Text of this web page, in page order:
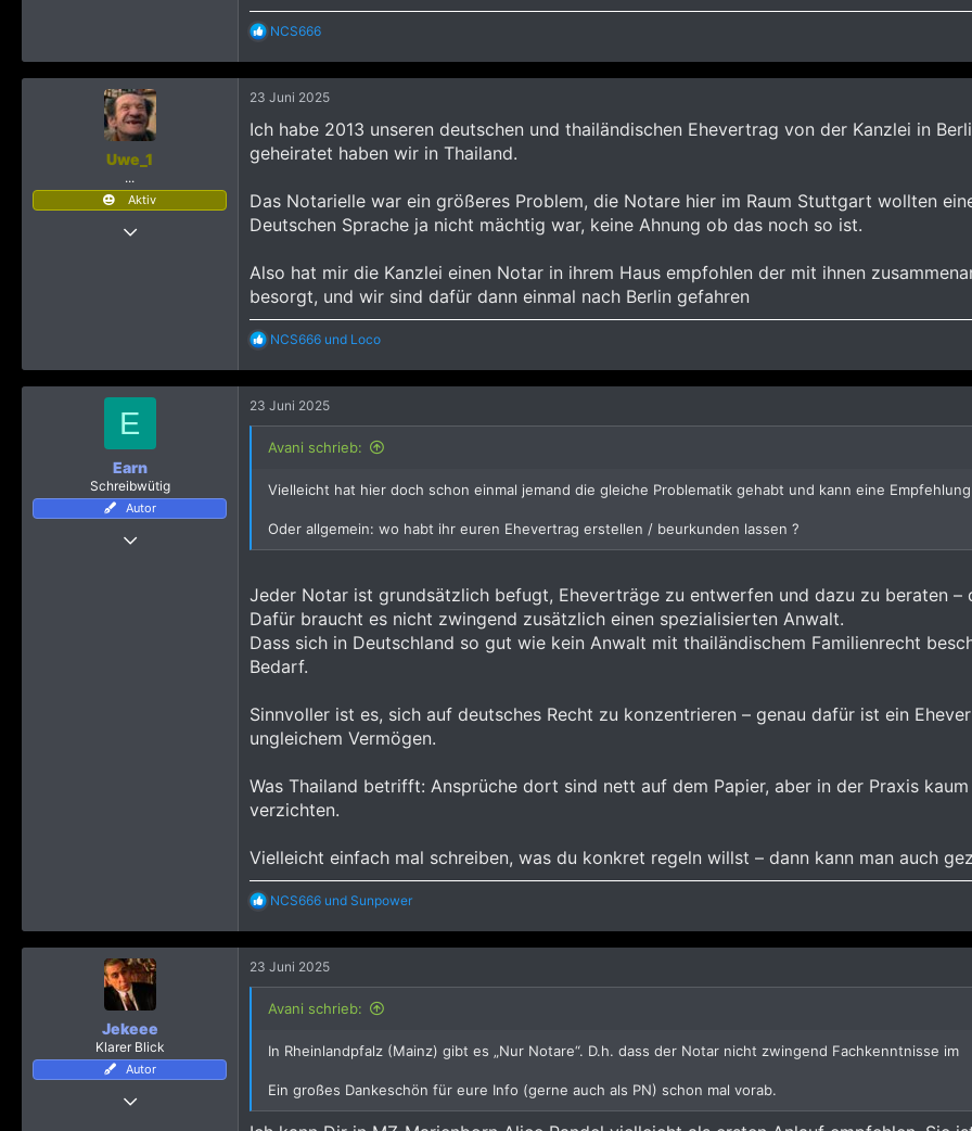
R
a
k
t
o
n
:
NCS666
Uwe_1
...
Aktiv
23 Juni 2025
Ich habe 2013 unseren deutschen und thailändischen Ehevertrag von der Kanzlei in
geheiratet haben wir in Thailand.
Das Notarielle war ein größeres Problem, die Notare hier im Raum Stuttgart wollten
Deutschen Sprache ja nicht mächtig war, keine Ahnung ob das noch so ist.
Also hat mir die Kanzlei einen Notar in ihrem Haus empfohlen der mit ihnen
besorgt, und wir sind dafür dann einmal nach Berlin gefahren
R
a
k
t
i
o
n
NCS666 und Loco
E
Earn
Schreibwütig
Autor
17 Oktober 2024
23 Juni 2025
Avani schrieb:
Vielleicht hat hier doch schon einmal jemand die gleiche Problematik gehabt und kann eine
Oder allgemein: wo habt ihr euren Ehevertrag erstellen / beurkunden lassen ?
Jeder Notar ist grundsätzlich befugt, Eheverträge zu entwerfen und dazu zu beraten –
Dafür braucht es nicht zwingend zusätzlich einen spezialisierten Anwalt.
Dass sich in Deutschland so gut wie kein Anwalt mit thailändischem Familienrecht
Bedarf.
Sinnvoller ist es, sich auf deutsches Recht zu konzentrieren – genau dafür ist ein
ungleichem Vermögen.
Was Thailand betrifft: Ansprüche dort sind nett auf dem Papier, aber in der Praxis
verzichten.
Vielleicht einfach mal schreiben, was du konkret regeln willst – dann kann man auch
R
a
k
t
i
o
n
NCS666 und Sunpower
Jekeee
Klarer Blick
Autor
22 Oktober 2008
23 Juni 2025
Avani schrieb:
In Rheinlandpfalz (Mainz) gibt es „Nur Notare“. D.h. dass der Notar nicht zwingend Fachkenntnisse im
Ein großes Dankeschön für eure Info (gerne auch als PN) schon mal vorab.